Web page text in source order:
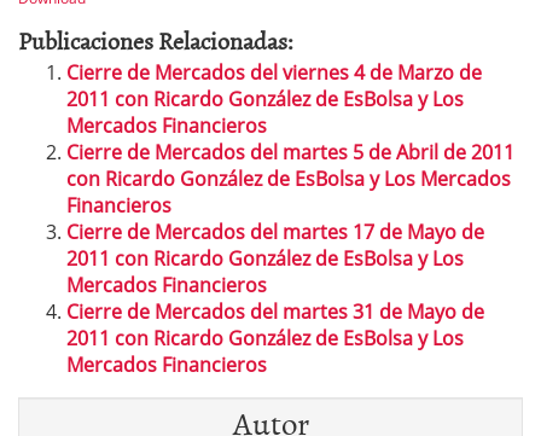
Publicaciones Relacionadas:
Cierre de Mercados del viernes 4 de Marzo de
2011 con Ricardo González de EsBolsa y Los
Mercados Financieros
Cierre de Mercados del martes 5 de Abril de 2011
con Ricardo González de EsBolsa y Los Mercados
Financieros
Cierre de Mercados del martes 17 de Mayo de
2011 con Ricardo González de EsBolsa y Los
Mercados Financieros
Cierre de Mercados del martes 31 de Mayo de
2011 con Ricardo González de EsBolsa y Los
Mercados Financieros
Autor